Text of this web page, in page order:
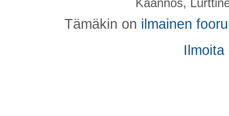
Käännös,
Tämäkin on ilmainen